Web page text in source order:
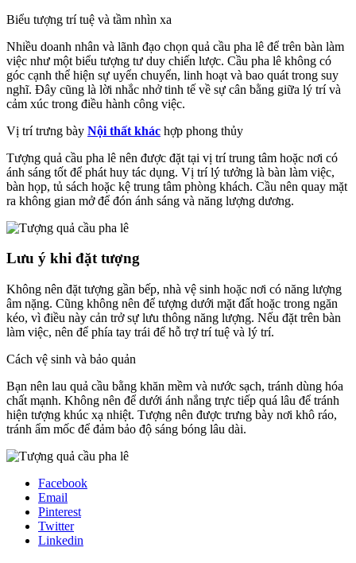
Biểu tượng trí tuệ và tầm nhìn xa
Nhiều doanh nhân và lãnh đạo chọn quả cầu pha lê để trên bàn làm
việc như một biểu tượng tư duy chiến lược. Cầu pha lê không có
góc cạnh thể hiện sự uyển chuyển, linh hoạt và bao quát trong suy
nghĩ. Đây cũng là lời nhắc nhở tinh tế về sự cân bằng giữa lý trí và
cảm xúc trong điều hành công việc.
Vị trí trưng bày Nội thất khác hợp phong thủy
Tượng quả cầu pha lê nên được đặt tại vị trí trung tâm hoặc nơi có
ánh sáng tốt để phát huy tác dụng. Vị trí lý tưởng là bàn làm việc,
bàn họp, tủ sách hoặc kệ trung tâm phòng khách. Cầu nên quay mặt
ra không gian mở để đón ánh sáng và năng lượng dương.
Lưu ý khi đặt tượng
Không nên đặt tượng gần bếp, nhà vệ sinh hoặc nơi có năng lượng
âm nặng. Cũng không nên để tượng dưới mặt đất hoặc trong ngăn
kéo, vì điều này cản trở sự lưu thông năng lượng. Nếu đặt trên bàn
làm việc, nên để phía tay trái để hỗ trợ trí tuệ và lý trí.
Cách vệ sinh và bảo quản
Bạn nên lau quả cầu bằng khăn mềm và nước sạch, tránh dùng hóa
chất mạnh. Không nên để dưới ánh nắng trực tiếp quá lâu để tránh
hiện tượng khúc xạ nhiệt. Tượng nên được trưng bày nơi khô ráo,
tránh ẩm mốc để đảm bảo độ sáng bóng lâu dài.
Facebook
Email
Pinterest
Twitter
Linkedin